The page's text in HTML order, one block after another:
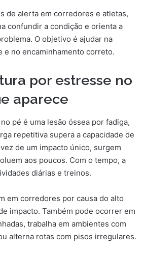
de alerta em corredores e atletas,
confundir a condição e orienta a
O objetivo é ajudar na
e no encaminhamento correto.
por estresse no
aparece
pé é uma lesão óssea por fadiga,
repetitiva supera a capacidade de
de um impacto único, surgem
aos poucos. Com o tempo, a
diárias e treinos.
em corredores por causa do alto
impacto. Também pode ocorrer em
trabalha em ambientes com
alterna rotas com pisos irregulares.